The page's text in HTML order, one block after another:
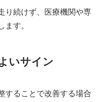
り続けず、医療機関や専
ます。
いサイン
することで改善する場合